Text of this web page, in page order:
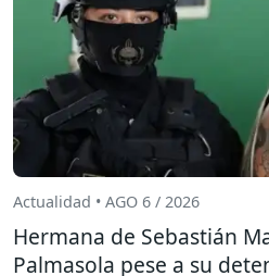
Actualidad • AGO 6 / 2026
Hermana de Sebastián
Palmasola pese a su